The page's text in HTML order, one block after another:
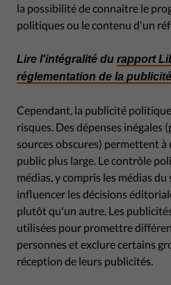
la possibilité de connaître le
politiques ou le contenu d'un
Lire l'intégralité du rapport
réglementation de la
Cependant, la publicité
risques. Des dépenses inégales
sources obscures) permettent
public plus large. Le contrôle
médias, y compris les médias
influencer les décisions
plutôt qu'un autre. Les
utilisées pour promettre
personnes et exclure certains
réception de leurs publicités.